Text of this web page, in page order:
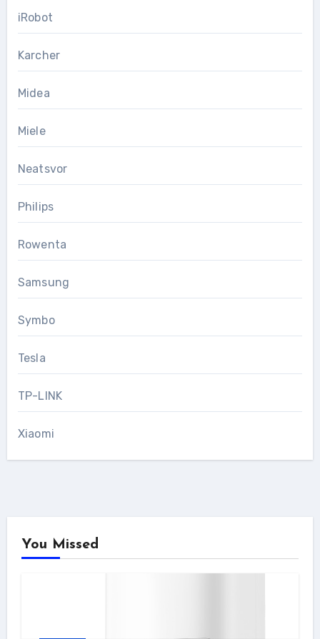
iRobot
Karcher
Midea
Miele
Neatsvor
Philips
Rowenta
Samsung
Symbo
Tesla
TP-LINK
Xiaomi
You Missed